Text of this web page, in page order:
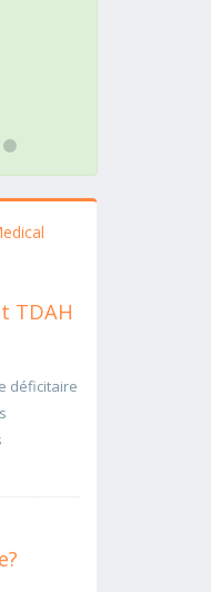
TDAH
déficitaire